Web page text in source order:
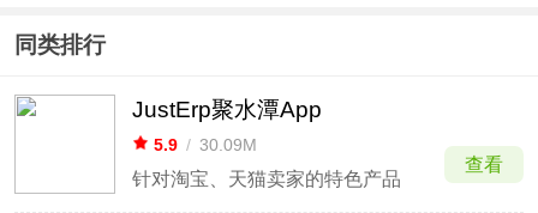
同类排行
JustErp聚水潭App
5.9 / 30.09M
针对淘宝、天猫卖家的特色产品
查看